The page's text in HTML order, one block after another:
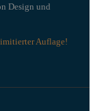
Design und
Auflage!